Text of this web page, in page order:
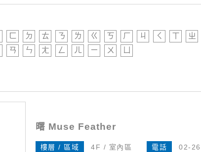
ㄈ ㄉ ㄊ ㄋ ㄌ ㄍ ㄎ ㄏ ㄐ ㄑ ㄒ ㄓ
ㄢ ㄣ ㄤ ㄥ ㄦ ㄧ ㄨ ㄩ
曙 Muse Feather
樓層 / 區域 4F / 室內區 電話 02-